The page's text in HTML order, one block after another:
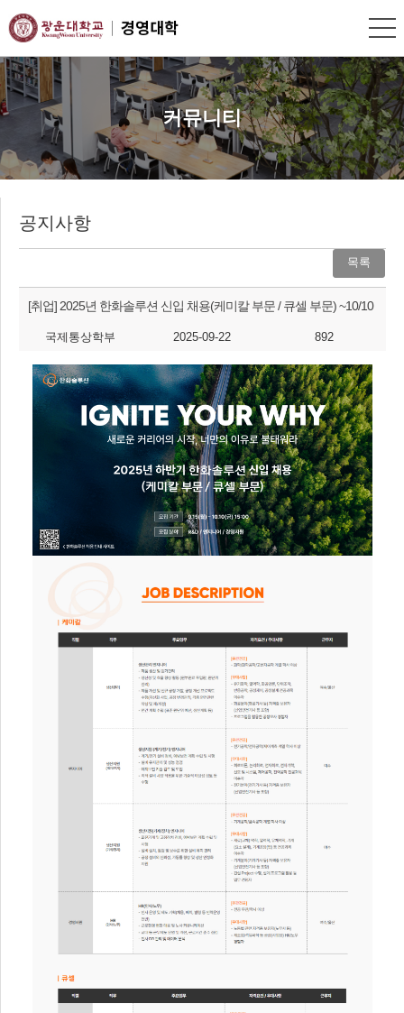
커뮤니티
공지사항
목록
[취업] 2025년 한화솔루션 신입 채용(케미칼 부문 / 큐셀 부문) ~10/10
국제통상학부 2025-09-22 892